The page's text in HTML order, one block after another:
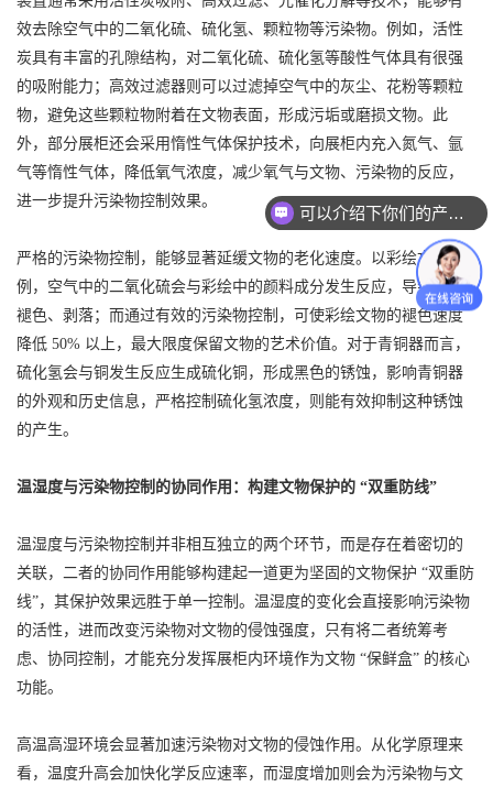
效去除空气中的二氧化硫、硫化氢、颗粒物等污染物。例如，活性
炭具有丰富的孔隙结构，对二氧化硫、硫化氢等酸性气体具有很强
的吸附能力；高效过滤器则可以过滤掉空气中的灰尘、花粉等颗粒
物，避免这些颗粒物附着在文物表面，形成污垢或磨损文物。此
外，部分展柜还会采用惰性气体保护技术，向展柜内充入氮气、氩
气等惰性气体，降低氧气浓度，减少氧气与文物、污染物的反应，
进一步提升污染物控制效果。
严格的污染物控制，能够显著延缓文物的老化速度。以彩绘文物为
例，空气中的二氧化硫会与彩绘中的颜料成分发生反应，导致颜料
褪色、剥落；而通过有效的污染物控制，可使彩绘文物的褪色速度
降低 50% 以上，最大限度保留文物的艺术价值。对于青铜器而言，
硫化氢会与铜发生反应生成硫化铜，形成黑色的锈蚀，影响青铜器
的外观和历史信息，严格控制硫化氢浓度，则能有效抑制这种锈蚀
的产生。
温湿度与污染物控制的协同作用：构建文物保护的 “双重防线”
温湿度与污染物控制并非相互独立的两个环节，而是存在着密切的
关联，二者的协同作用能够构建起一道更为坚固的文物保护 “双重防
线”，其保护效果远胜于单一控制。温湿度的变化会直接影响污染物
的活性，进而改变污染物对文物的侵蚀强度，只有将二者统筹考
虑、协同控制，才能充分发挥展柜内环境作为文物 “保鲜盒” 的核心
功能。
高温高湿环境会显著加速污染物对文物的侵蚀作用。从化学原理来
看，温度升高会加快化学反应速率，而湿度增加则会为污染物与文
可以介绍下你们的产品么？